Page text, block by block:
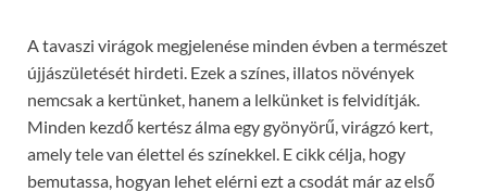
A tavaszi virágok megjelenése minden évben a természet
újjászületését hirdeti. Ezek a színes, illatos növények
nemcsak a kertünket, hanem a lelkünket is felvidítják.
Minden kezdő kertész álma egy gyönyörű, virágzó kert,
amely tele van élettel és színekkel. E cikk célja, hogy
bemutassa, hogyan lehet elérni ezt a csodát már az első